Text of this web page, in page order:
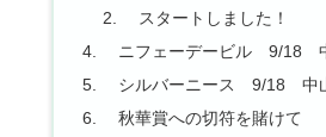
スタートしました！
ニフェーデービル 9/18
シルバーニース 9/18 中
秋華賞への切符を賭けて